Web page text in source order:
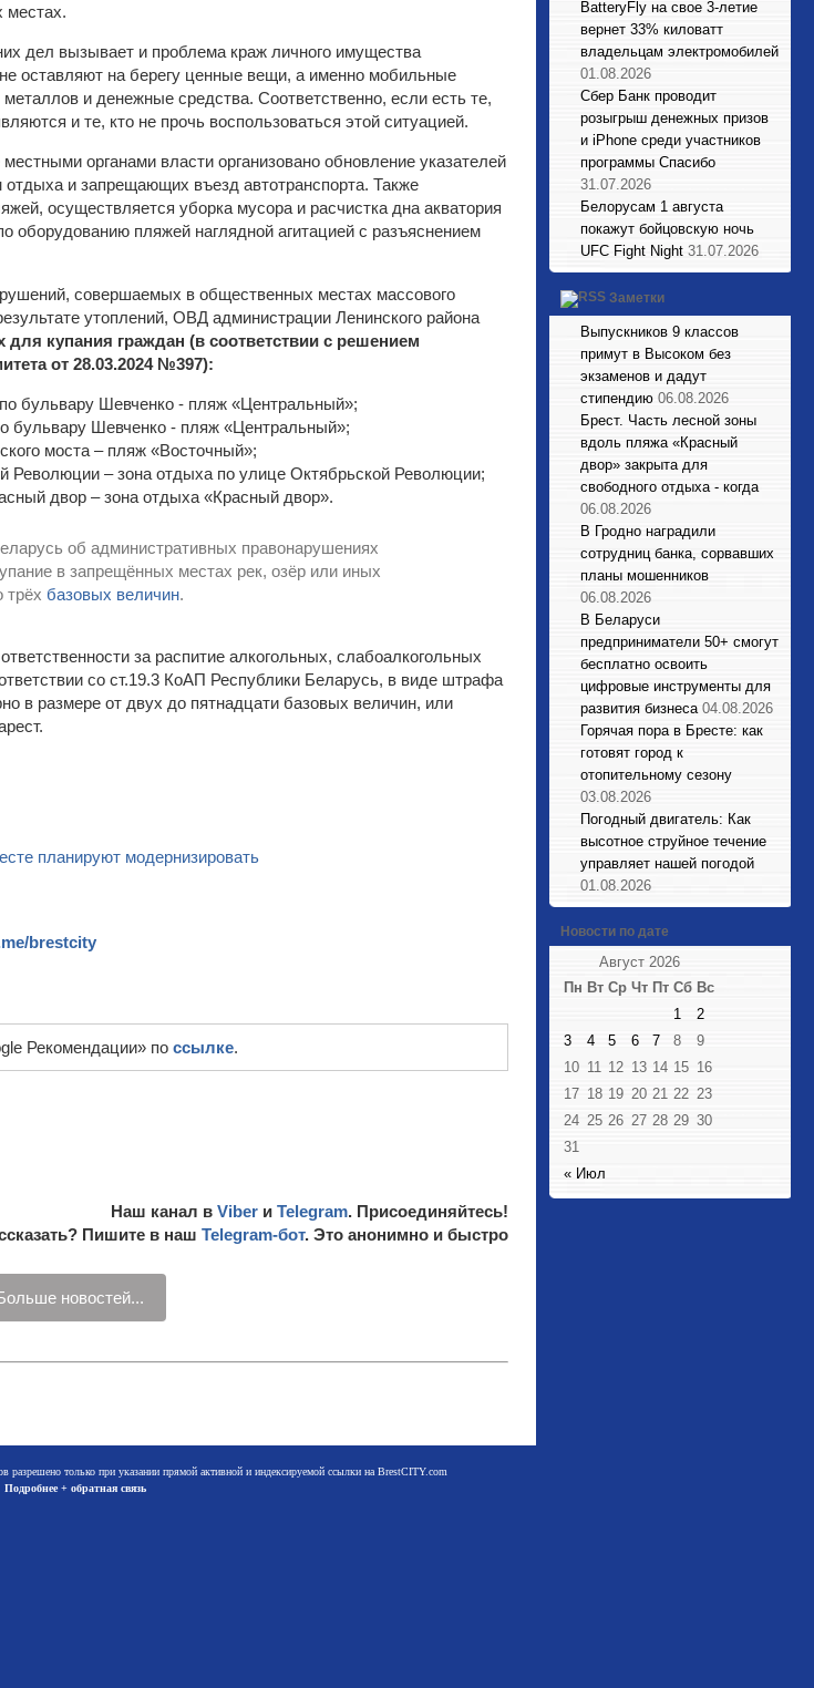
местах.
дел вызывает и проблема краж личного имущества
оставляют на берегу ценные вещи, а именно мобильные
и денежные средства. Соответственно, если есть те,
и те, кто не прочь воспользоваться этой ситуацией.
органами власти организовано обновление указателей
отдыха и запрещающих въезд автотранспорта. Также
осуществляется уборка мусора и расчистка дна акватория
оборудованию пляжей наглядной агитацией с разъяснением
совершаемых в общественных местах массового
утоплений, ОВД администрации Ленинского района
для купания граждан (в соответствии с решением
от 28.03.2024 №397):
бульвару Шевченко - пляж «Центральный»;
бульвару Шевченко - пляж «Центральный»;
моста – пляж «Восточный»;
Революции – зона отдыха по улице Октябрьской Революции;
двор – зона отдыха «Красный двор».
об административных правонарушениях
в запрещённых местах рек, озёр или иных
трёх базовых величин.
за распитие алкогольных, слабоалкогольных
со ст.19.3 КоАП Республики Беларусь, в виде штрафа
в размере от двух до пятнадцати базовых величин, или
планируют модернизировать
brestcity
Рекомендации» по ссылке.
Наш канал в Viber и Telegram. Присоединяйтесь!
Пишите в наш Telegram-бот. Это анонимно и быстро
новостей...
только при указании прямой активной и индексируемой ссылки на BrestCITY.com
Подробнее + обратная связь
BatteryFly на свое 3-летие
вернет 33% киловатт
владельцам электромобилей
01.08.2026
Сбер Банк проводит
розыгрыш денежных призов
и iPhone среди участников
программы Спасибо
31.07.2026
Белорусам 1 августа
покажут бойцовскую ночь
UFC Fight Night 31.07.2026
Заметки
Выпускников 9 классов
примут в Высоком без
экзаменов и дадут
стипендию 06.08.2026
Брест. Часть лесной зоны
вдоль пляжа «Красный
двор» закрыта для
свободного отдыха - когда
06.08.2026
В Гродно наградили
сотрудниц банка, сорвавших
планы мошенников
06.08.2026
В Беларуси
предприниматели 50+ смогут
бесплатно освоить
цифровые инструменты для
развития бизнеса 04.08.2026
Горячая пора в Бресте: как
готовят город к
отопительному сезону
03.08.2026
Погодный двигатель: Как
высотное струйное течение
управляет нашей погодой
01.08.2026
Новости по дате
Август 2026
Пн Вт Ср Чт Пт Сб Вс
« Июл
1
2
3
4 5 6 7 8
9
10 11 12 13 14 15 16
17 18 19 20 21 22 23
24 25 26 27 28 29 30
31